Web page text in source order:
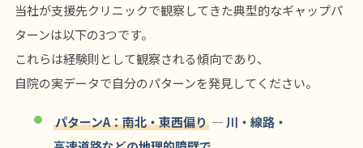
当社が支援先クリニックで観察してきた典型的なギャップパ
ターンは以下の3つです。
これらは経験則として観察される傾向であり、
自院の実データで自分のパターンを発見してください。
パターンA：南北・東西偏り — 川・線路・